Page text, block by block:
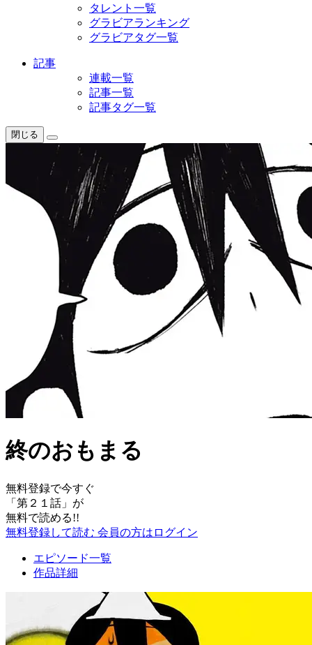
タレント一覧
グラビアランキング
グラビアタグ一覧
記事
連載一覧
記事一覧
記事タグ一覧
閉じる
終のおもまる
無料登録で今すぐ
「 第２１話 」が
無料で読める!!
無料登録して読む 会員の方はログイン
エピソード一覧
作品詳細